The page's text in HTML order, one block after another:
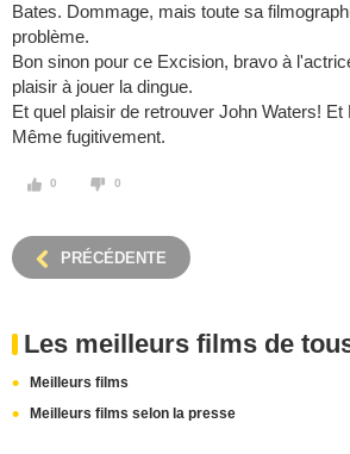
Bates. Dommage, mais toute sa
problème.
Bon sinon pour ce Excision, bravo à
plaisir à jouer la dingue.
Et quel plaisir de retrouver John Waters!
Même fugitivement.
0 0
PRÉCÉDENTE
Les meilleurs films de
Meilleurs films
Meilleurs films selon la presse